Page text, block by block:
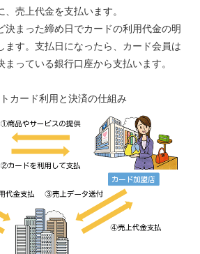
、売上代金を支払います。
決まった締め日でカードの利用代金の明
ます。支払日になったら、カード会員は
っている銀行口座から支払います。
カード利用と決済の仕組み